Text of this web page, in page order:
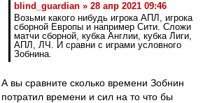
blind_guardian » 28 апр 2021 09:46
Возьми какого нибудь игрока АПЛ, игрока
сборной Европы и например Сити. Сложи
матчи сборной, кубка Англии, кубка Лиги,
АПЛ, ЛЧ. И сравни с играми условного
Зобнина.
А вы сравните сколько времени Зобнин
потратил времени и сил на то что бы